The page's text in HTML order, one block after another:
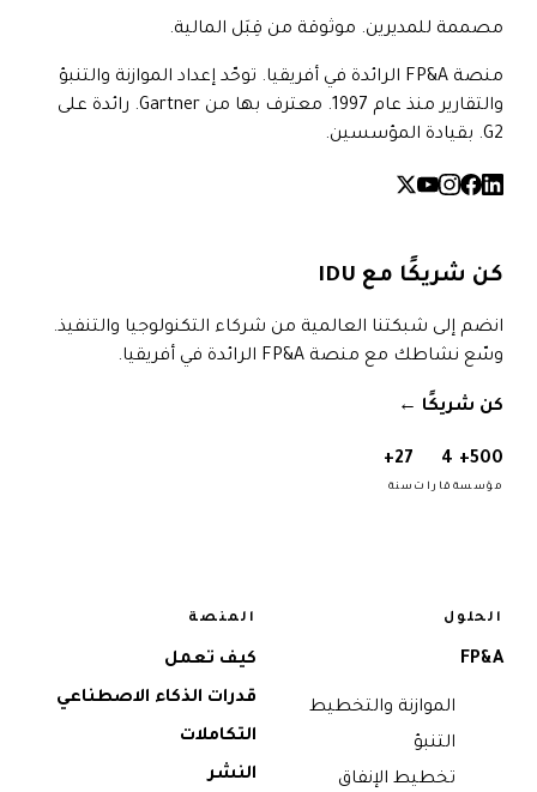
مصممة للمديرين. موثوقة من قِبَل المالية.
منصة FP&A الرائدة في أفريقيا. توحّد إعداد الموازنة والتنبؤ
والتقارير منذ عام 1997. معترف بها من Gartner. رائدة على
G2. بقيادة المؤسسين.
كن شريكًا مع IDU
انضم إلى شبكتنا العالمية من شركاء التكنولوجيا والتنفيذ.
وسّع نشاطك مع منصة FP&A الرائدة في أفريقيا.
كن شريكًا →
500+
مؤسسة
4
قارات
27+
سنة
الحلول
FP&A
الموازنة والتخطيط
التنبؤ
تخطيط الإنفاق
المنصة
كيف تعمل
قدرات الذكاء الاصطناعي
التكاملات
النشر